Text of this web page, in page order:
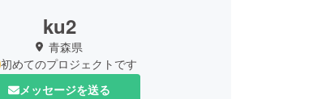
ku2
青森県
初めてのプロジェクトです
メッセージを送る